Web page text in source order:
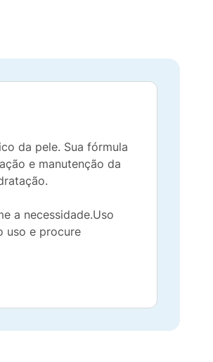
da pele. Sua fórmula
e manutenção da
a necessidade.Uso
uso e procure